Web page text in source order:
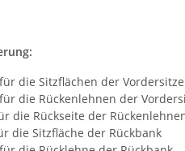
die Sitzflächen der Vordersitze
die Rückenlehnen der
die Rückseite der
die Sitzfläche der Rückbank